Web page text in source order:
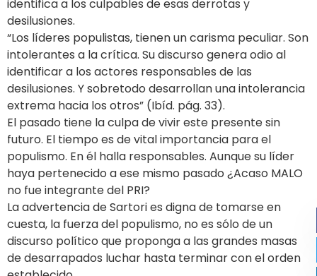
identifica a los culpables de esas derrotas y
desilusiones.
“Los líderes populistas, tienen un carisma peculiar. Son
intolerantes a la crítica. Su discurso genera odio al
identificar a los actores responsables de las
desilusiones. Y sobretodo desarrollan una intolerancia
extrema hacia los otros” (Ibíd. pág. 33).
El pasado tiene la culpa de vivir este presente sin
futuro. El tiempo es de vital importancia para el
populismo. En él halla responsables. Aunque su líder
haya pertenecido a ese mismo pasado ¿Acaso MALO
no fue integrante del PRI?
La advertencia de Sartori es digna de tomarse en
cuesta, la fuerza del populismo, no es sólo de un
discurso político que proponga a las grandes masas
de desarrapados luchar hasta terminar con el orden